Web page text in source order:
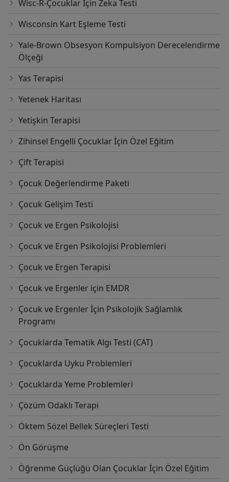
Wisc-R-Çocuklar İçin Zeka Testi
Wisconsin Kart Eşleme Testi
Yale-Brown Obsesyon Kompulsiyon Derecelendirme
Ölçeği
Yas Terapisi
Yetenek Haritası
Yetişkin Terapisi
Zihinsel Engelli Çocuklar İçin Özel Eğitim
Çift Terapisi
Çocuk Değerlendirme Paketi
Çocuk Gelişim Testi
Çocuk ve Ergen Psikolojisi
Çocuk ve Ergen Psikolojisi Problemleri
Çocuk ve Ergen Terapisi
Çocuk ve Ergenler için EMDR
Çocuk ve Ergenler İçin Psikolojik Sağlamlık
Programı
Çocuklarda Tematik Algı Testi (CAT)
Çocuklarda Uyku Problemleri
Çocuklarda Yeme Problemleri
Çözüm Odaklı Terapi
Öktem Sözel Bellek Süreçleri Testi
Ön Görüşme
Öğrenme Güçlüğü Olan Çocuklar İçin Özel Eğitim